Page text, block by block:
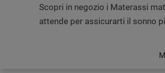
Scopri in negozio i Materassi
attende per assicurarti il sonno